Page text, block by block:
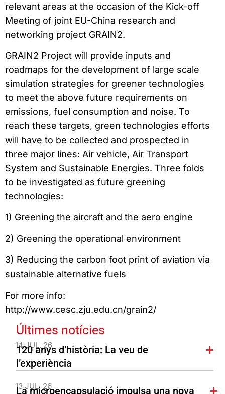
relevant areas at the occasion of the Kick-off
Meeting of joint EU-China research and
networking project GRAIN2.
GRAIN2 Project will provide inputs and
roadmaps for the development of large scale
simulation strategies for greener technologies
to meet the above future requirements on
emissions, fuel consumption and noise. To
reach these targets, green technologies efforts
will have to be collected and prospected in
three major lines: Air vehicle, Air Transport
System and Sustainable Energies. Three folds
to be investigated as future greening
technologies:
1) Greening the aircraft and the aero engine
2) Greening the operational environment
3) Reducing the carbon foot print of aviation via
sustainable alternative fuels
For more info:
http://www.cesc.zju.edu.cn/grain2/
Últimes notícies
14 JUL. 26
120 anys d’història: La veu de
l’experiència
13 JUL. 26
La microencapsulació impulsa una nova